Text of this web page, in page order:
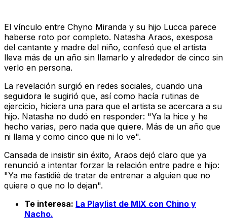
El vínculo entre Chyno Miranda y su hijo Lucca parece
haberse roto por completo. Natasha Araos, exesposa
del cantante y madre del niño, confesó que el artista
lleva más de un año sin llamarlo y alrededor de cinco sin
verlo en persona.
La revelación surgió en redes sociales, cuando una
seguidora le sugirió que, así como hacía rutinas de
ejercicio, hiciera una para que el artista se acercara a su
hijo. Natasha no dudó en responder: "Ya la hice y he
hecho varias, pero nada que quiere. Más de un año que
ni llama y como cinco que ni lo ve".
Cansada de insistir sin éxito, Araos dejó claro que ya
renunció a intentar forzar la relación entre padre e hijo:
"Ya me fastidié de tratar de entrenar a alguien que no
quiere o que no lo dejan".
Te interesa: La Playlist de MIX con Chino y
Nacho.